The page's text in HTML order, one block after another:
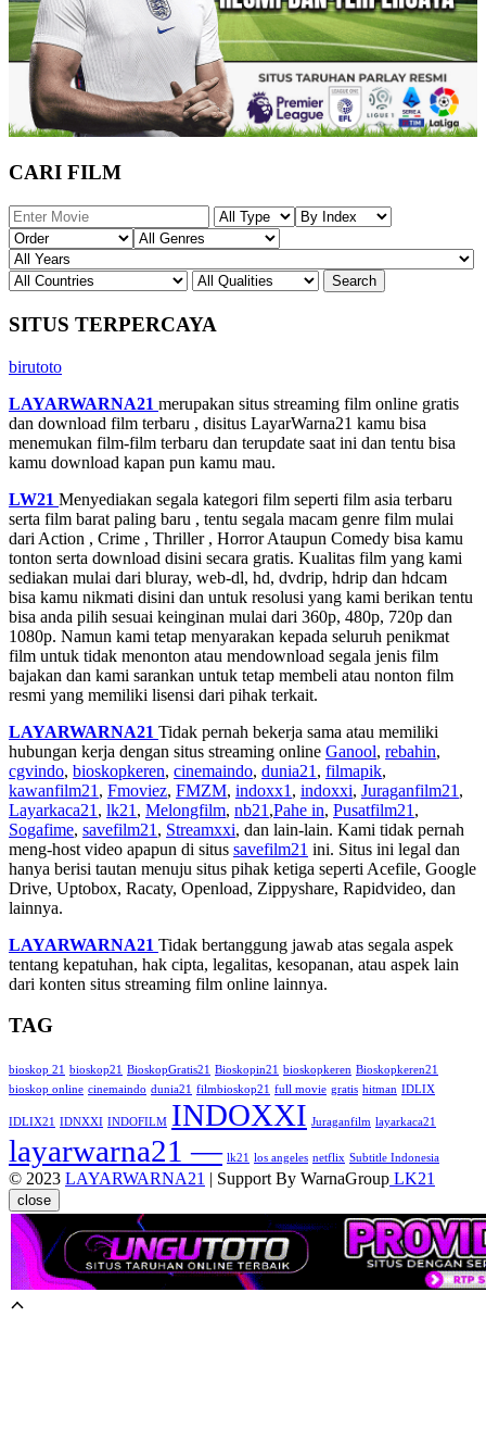
CARI FILM
SITUS TERPERCAYA
birutoto
LAYARWARNA21 merupakan situs streaming film online gratis
dan download film terbaru , disitus LayarWarna21 kamu bisa
menemukan film-film terbaru dan terupdate saat ini dan tentu bisa
kamu download kapan pun kamu mau.
LW21 Menyediakan segala kategori film seperti film asia terbaru
serta film barat paling baru , tentu segala macam genre film mulai
dari Action , Crime , Thriller , Horror Ataupun Comedy bisa kamu
tonton serta download disini secara gratis. Kualitas film yang kami
sediakan mulai dari bluray, web-dl, hd, dvdrip, hdrip dan hdcam
bisa kamu nikmati disini dan untuk resolusi yang kami berikan tentu
bisa anda pilih sesuai keinginan mulai dari 360p, 480p, 720p dan
1080p. Namun kami tetap menyarakan kepada seluruh penikmat
film untuk tidak menonton atau mendownload segala jenis film
bajakan dan kami sarankan untuk tetap membeli atau nonton film
resmi yang memiliki lisensi dari pihak terkait.
LAYARWARNA21 Tidak pernah bekerja sama atau memiliki
hubungan kerja dengan situs streaming online Ganool, rebahin,
cgvindo, bioskopkeren, cinemaindo, dunia21 , filmapik,
kawanfilm21 , Fmoviez, FMZM, indoxx1 , indoxxi, Juraganfilm21 ,
Layarkaca21 , lk21 , Melongfilm, nb21 ,Pahe in, Pusatfilm21 ,
Sogafime, savefilm21 , Streamxxi, dan lain-lain. Kami tidak pernah
meng-host video apapun di situs savefilm21 ini. Situs ini legal dan
hanya berisi tautan menuju situs pihak ketiga seperti Acefile, Google
Drive, Uptobox, Racaty, Openload, Zippyshare, Rapidvideo, dan
lainnya.
LAYARWARNA21 Tidak bertanggung jawab atas segala aspek
tentang kepatuhan, hak cipta, legalitas, kesopanan, atau aspek lain
dari konten situs streaming film online lainnya.
TAG
bioskop 21 bioskop21 BioskopGratis21 Bioskopin21 bioskopkeren Bioskopkeren21
bioskop online cinemaindo dunia21 filmbioskop21 full movie gratis hitman IDLIX
IDLIX21 IDNXXI INDOFILM INDOXXI Juraganfilm layarkaca21
layarwarna21 — lk21 los angeles netflix Subtitle Indonesia
© 2023 LAYARWARNA21 | Support By WarnaGroup LK21
close